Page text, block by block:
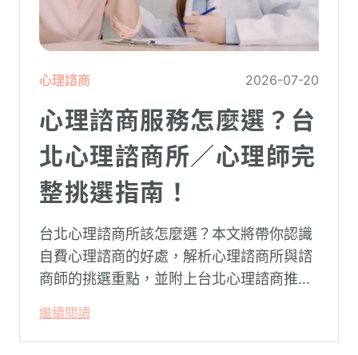
心理諮商 2026-07-20
心理諮商服務怎麼選？台
北心理諮商所／心理師完
整挑選指南！
台北心理諮商所該怎麼選？本文將帶你認識
自費心理諮商的好處，解析心理諮商所與諮
商師的挑選重點，並附上台北心理諮商推薦
理，陪你面對情緒困擾找回生活步調。
繼續閱讀